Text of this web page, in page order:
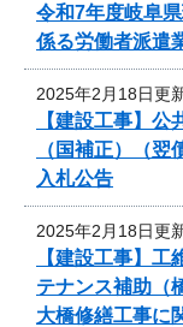
令和7年度岐阜
係る労働者派遣
2025年2月18日更
【建設工事】
（国補正）（
入札公告
2025年2月18日更
【建設工事】
テナンス補助（
大橋修繕工事に